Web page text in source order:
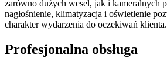
zarówno dużych wesel, jak i kameralnych
nagłośnienie, klimatyzacja i oświetlenie
charakter wydarzenia do oczekiwań klienta.
Profesjonalna obsługa